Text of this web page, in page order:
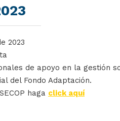
2023
de apoyo en la gestión
del Fondo Adaptación.
haga click aquí